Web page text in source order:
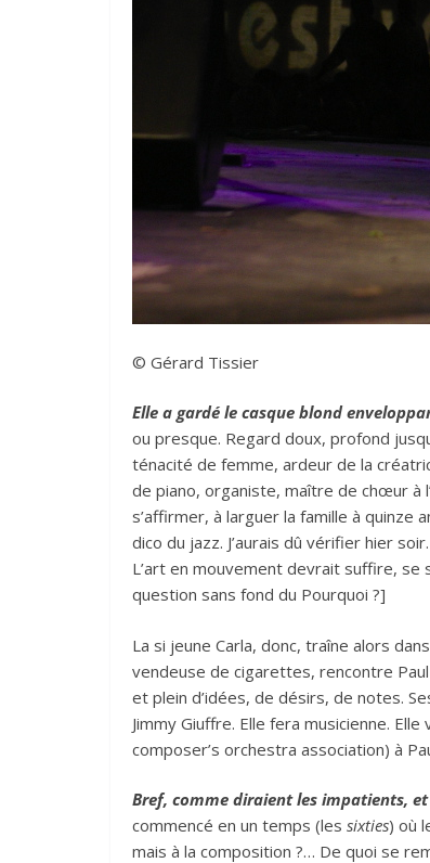
© Gérard Tissier
Elle a gardé le casque blond
ou presque. Regard doux, profond
ténacité de femme, ardeur de la
de piano, organiste, maître de chœur à
s’affirmer, à larguer la famille à quinze
dico du jazz. J’aurais dû vérifier hier
L’art en mouvement devrait suffire, se
question sans fond du Pourquoi ?]
La si jeune Carla, donc, traîne alors
vendeuse de cigarettes, rencontre
et plein d’idées, de désirs, de notes.
Jimmy Giuffre. Elle fera musicienne.
composer’s orchestra association) à
Bref, comme diraient les impatients,
commencé en un temps (les sixties) où
mais à la composition ?… De quoi se